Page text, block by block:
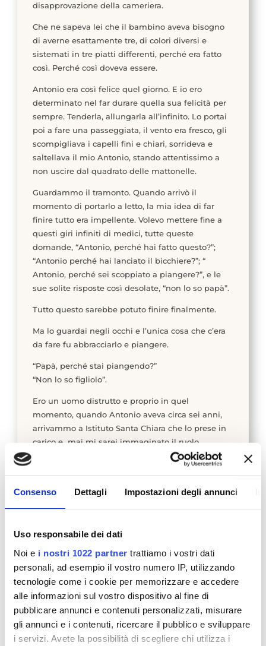
Consenso Dettagli Impostazioni degli annunci
Uso responsabile dei dati
Noi e i nostri 1022 partner trattiamo i vostri dati
personali, ad esempio il vostro numero IP, utilizzando
tecnologie come i cookie per memorizzare e accedere
alle informazioni sul vostro dispositivo al fine di
pubblicare annunci e contenuti personalizzati, misurare
gli annunci e i contenuti, ricercare il pubblico e sviluppare
i servizi. Avete la possibilità di scegliere chi utilizza i
disapprovazione della cameriera.
Che ne sapeva lei che il bambino aveva bisogno
di averne esattamente tre, di colori diversi e
sistemati in tre piatti differenti, perché era fatto
così. Perché così doveva essere.
Antonio era così felice quel giorno. E io ero
determinato nel far durare quella sua felicità per
sempre. Tenderla, allungarla all’infinito. Lo portai
poi a fare una passeggiata, il vento era fresco, gli
scompigliava i capelli fini e chiari, sorrideva e
saltellava il mio Antonio, stando attentissimo a
non uscire dal quadrato delle mattonelle.
Guardammo il tramonto. Quando arrivò il
momento di portarlo a letto, la mia idea di far
finire tutto era impellente. Volevo mettere fine a
questi giri infiniti di medici, tutte queste
domande, “Antonio, perché hai fatto questo?”;
“Antonio perché hai lanciato il bicchiere?”; “
Antonio, perché sei scoppiato a piangere?”, e le
sue solite risposte così desolate, “non lo so papà”.
Tutto questo sarebbe potuto finire finalmente.
Ma lo guardai negli occhi e l’unica cosa che c’era
da fare fu abbracciarlo e piangere.
“Papà, perché stai piangendo?”
“Non lo so figliolo”.
Ero un uomo distrutto e proprio in quel
momento, quando Antonio aveva circa sei anni,
arrivammo a Istituto Santa Chiara che lo prese in
carico e mai mi sarei immaginato il ruolo
fondamentale che avrebbe avuto nelle nostre
Erano tutte faccette giovani sopra ai camici
E invece, gli specialisti della Clinica, con
pazienza, dedizione, ostinazione, prima di
prendersi cura di Antonio, si presero cura di me.
Ad oggi, che so di cosa parlo, posso dire che
attraverso ilparent training, degli incontri
cadenzati tra me e i medici, mi hanno
rassembrato per quello che dovevo essere. Per
quello che dovevo sapere.